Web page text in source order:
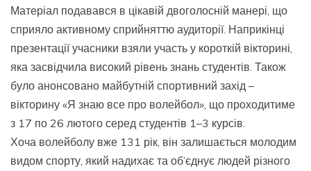
Матеріал подавався в цікавій двоголосній манері, що
сприяло активному сприйняттю аудиторії. Наприкінці
презентації учасники взяли участь у короткій вікторині,
яка засвідчила високий рівень знань студентів. Також
було анонсовано майбутній спортивний захід –
вікторину «Я знаю все про волейбол», що проходитиме
з 17 по 26 лютого серед студентів 1–3 курсів.
Хоча волейболу вже 131 рік, він залишається молодим
видом спорту, який надихає та об’єднує людей різного